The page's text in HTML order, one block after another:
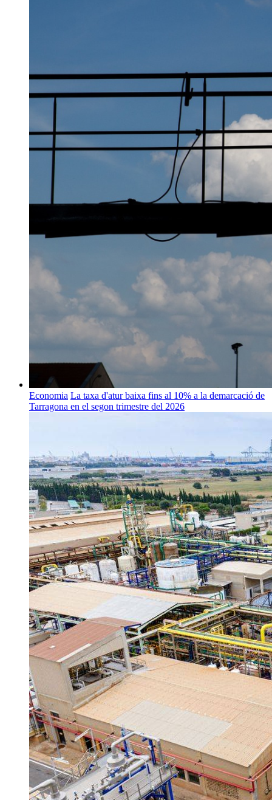
Economia La taxa d'atur baixa fins al 10% a la demarcació de
Tarragona en el segon trimestre del 2026